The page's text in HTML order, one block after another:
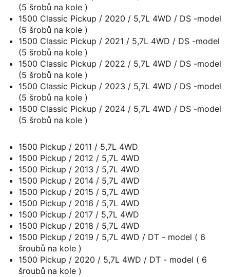
(5 šrobů na kole )
1500 Classic Pickup / 2020 / 5,7L 4WD / DS -model
(5 šrobů na kole )
1500 Classic Pickup / 2021 / 5,7L 4WD / DS -model
(5 šrobů na kole )
1500 Classic Pickup / 2022 / 5,7L 4WD / DS -model
(5 šrobů na kole )
1500 Classic Pickup / 2023 / 5,7L 4WD / DS -model
(5 šrobů na kole )
1500 Classic Pickup / 2024 / 5,7L 4WD / DS -model
(5 šrobů na kole )
1500 Pickup / 2011 / 5,7L 4WD
1500 Pickup / 2012 / 5,7L 4WD
1500 Pickup / 2013 / 5,7L 4WD
1500 Pickup / 2014 / 5,7L 4WD
1500 Pickup / 2015 / 5,7L 4WD
1500 Pickup / 2016 / 5,7L 4WD
1500 Pickup / 2017 / 5,7L 4WD
1500 Pickup / 2018 / 5,7L 4WD
1500 Pickup / 2019 / 5,7L 4WD / DT - model ( 6
šroubů na kole )
1500 Pickup / 2020 / 5,7L 4WD / DT - model ( 6
šroubů na kole )